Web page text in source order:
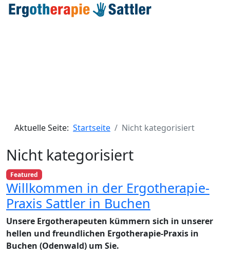
Aktuelle Seite: Startseite Nicht kategorisiert
Nicht kategorisiert
Featured
Willkommen in der Ergotherapie-
Praxis Sattler in Buchen
Unsere Ergotherapeuten kümmern sich in unserer
hellen und freundlichen Ergotherapie-Praxis in
Buchen (Odenwald) um Sie.